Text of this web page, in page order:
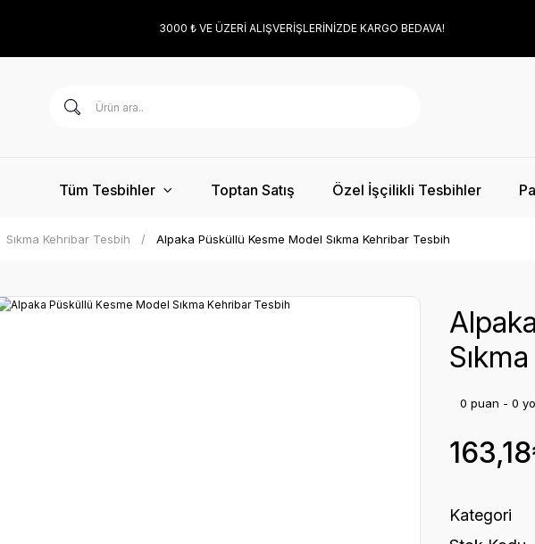
3000 ₺ VE ÜZERİ ALIŞVERİŞLERİNİZDE KARGO BEDAVA!
Tüm Tesbihler Toptan Satış Özel İşçilikli Tesbihler
Sıkma Kehribar Tesbih Alpaka Püsküllü Kesme Model Sıkma Kehribar Tesbih
0 puan - 0
Kategori